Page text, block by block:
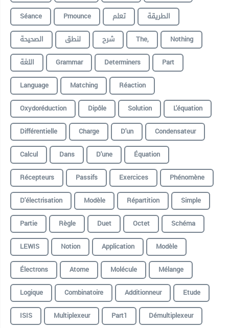
Séance
Prnounce تعلم
الطريقة
الصحيحة
لنطق شرح The,
Nothing
اللغة
Grammar Determiners
Part
Language
Matching
Réaction
Oxydoréduction
Dipôle Solution
L'équation
Différentielle
Charge D'un
Condensateur
Calcul
Dans D'une
Équation
Récepteurs
Passifs Exercices
Phénomène
D'électrisation
Modèle Répartition
Simple
Partie
Règle Duet Octet
Schéma
LEWIS
Notion Application
Modèle
Électrons
Atome Molécule
Mélange
Logique
Combinatoire Additionneur
Etude
ISIS
Multiplexeur Part1
Démultiplexeur